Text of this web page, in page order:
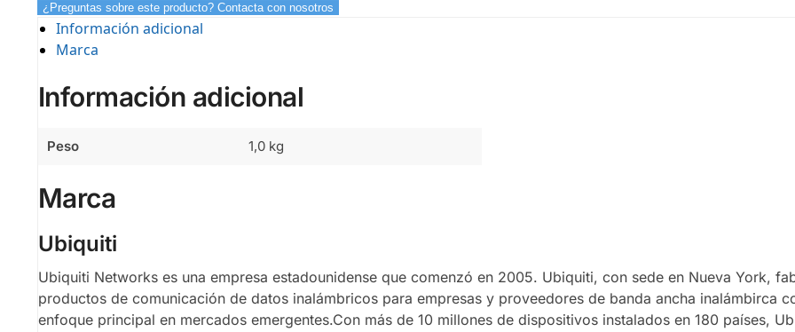
¿Preguntas sobre este producto? Contacta con nosotros
Información adicional
Marca
Información adicional
Peso 1,0 kg
Marca
Ubiquiti
Ubiquiti Networks es una empresa estadounidense que comenzó en 2005. Ubiquiti, con sede en Nueva York,
productos de comunicación de datos inalámbricos para empresas y proveedores de banda ancha inalámbirca
enfoque principal en mercados emergentes.Con más de 10 millones de dispositivos instalados en 180 países,